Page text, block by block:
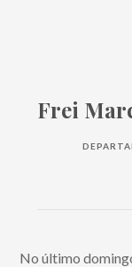
Frei
No último